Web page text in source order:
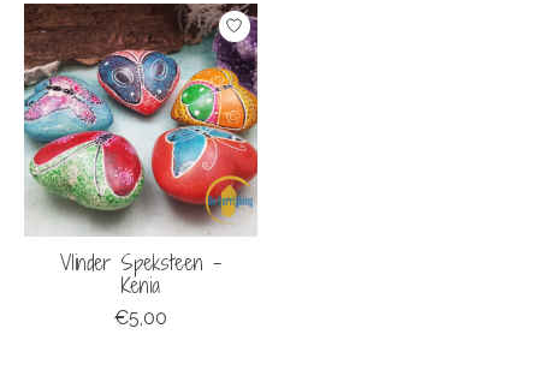
Vlinder Speksteen -
Kenia
€5,00